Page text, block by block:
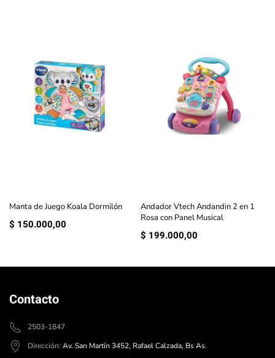
Manta de Juego Koala Dormilón
$ 150.000,00
Andador Vtech Andandin 2 en 1
Rosa con Panel Musical
$ 199.000,00
Contacto
2503-1847
Dirección: Av. San Martín 3452, Rafael Calzada, Bs As.